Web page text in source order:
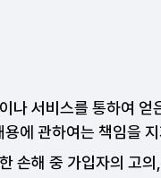
나 서비스를 통하여
에 관하여는 책임을
손해 중 가입자의 고